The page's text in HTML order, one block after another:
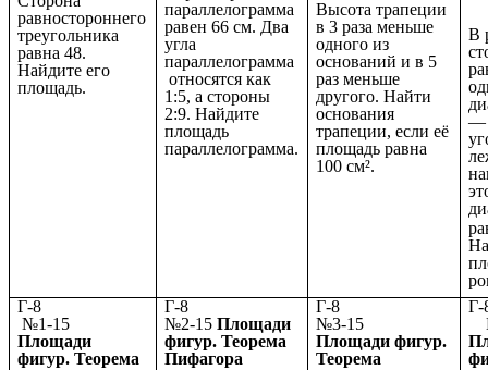
равностороннего
треугольника
равна 48.
Найдите его
площадь.
параллелограмма
равен 66 см. Два
угла
параллелограмма
относятся как
1:5, а стороны
2:9. Найдите
площадь
параллелограмма.
Высота трапеции
в 3 раза меньше
одного из
оснований и в 5
раз меньше
другого. Найти
основания
трапеции, если её
площадь равна
100 см².
В
—
Г-8
№1-15
Площади
фигур. Теорема
Г-8
№2-15Площади
фигур. Теорема
Пифагора
Г-8
№3-15
Площади фигур.
Теорема